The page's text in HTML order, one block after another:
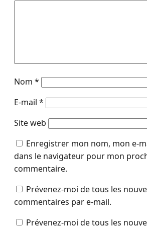
Nom *
E-mail *
Site web
Enregistrer mon nom, mon e-
dans le navigateur pour mon
commentaire.
Prévenez-moi de tous les
commentaires par e-mail.
Prévenez-moi de tous les